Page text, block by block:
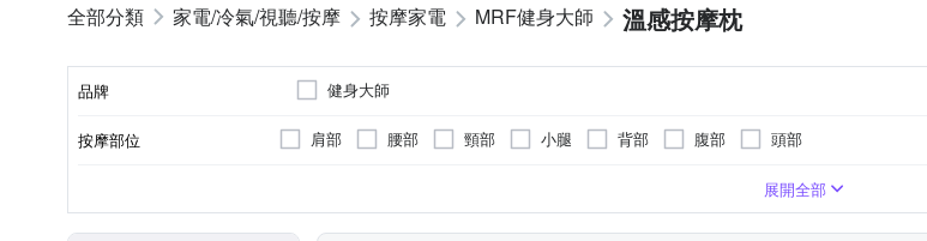
家電/冷氣/視聽/按摩 按摩家電 MRF健身大師 溫感按摩枕
品牌 健身大師
按摩部位 肩部 腰部 頸部 小腿 背部 腹部 頭部
展開全部